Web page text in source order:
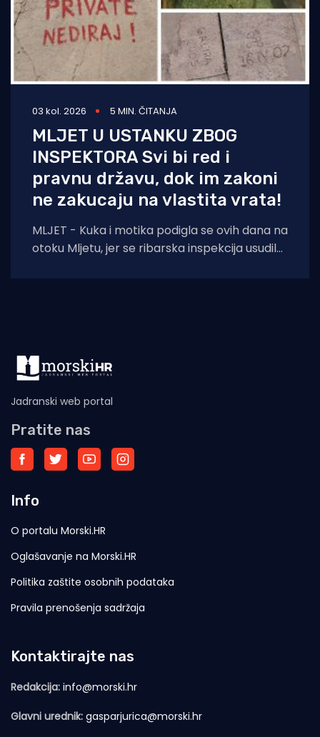
03 kol. 2026 5 MIN. ČITANJA
MLJET U USTANKU ZBOG
INSPEKTORA Svi bi red i
pravnu državu, dok im zakoni
ne zakucaju na vlastita vrata!
MLJET - Kuka i motika podigla se ovih dana na
otoku Mljetu, jer se ribarska inspekcija usudila
Jadranski web portal
Pratite nas
Info
O portalu Morski.HR
Oglašavanje na Morski.HR
Politika zaštite osobnih podataka
Pravila prenošenja sadržaja
Kontaktirajte nas
Redakcija: info@morski.hr
Glavni urednik: gasparjurica@morski.hr